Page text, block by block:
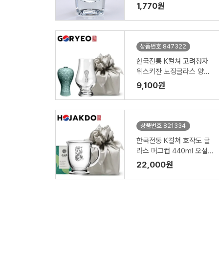
1,770원
상품번호 847322
한국전통 K컬쳐 고려청자
위스키잔 노징글라스 양주
니트잔 170ml (보자기 포
장)
9,100원
상품번호 821334
한국전통 K컬쳐 호작도 글
라스 머그컵 440ml 오설록
기프팅 (보자기 포장)
22,000원